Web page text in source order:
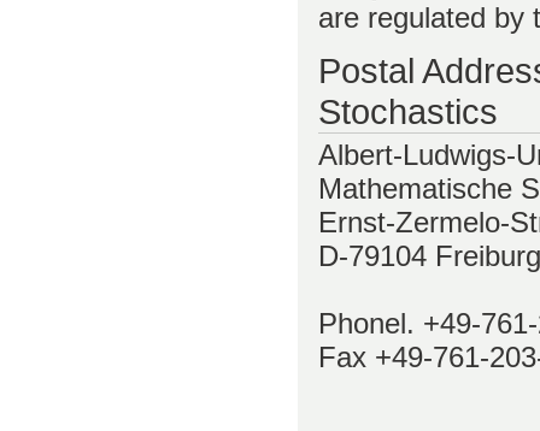
are regulated by
Postal
Stochastics
Albert-Ludwigs-
Mathematische
Ernst-Zermelo-
D-79104
Phonel. +49-
Fax +49-761-